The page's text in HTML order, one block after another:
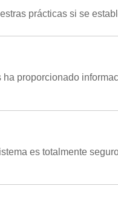
prácticas si se
proporcionado
es totalmente